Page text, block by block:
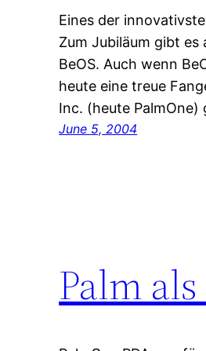
Eines der
Zum Jubiläum gibt es
BeOS. Auch wenn
heute eine treue
Inc. (heute
June 5, 2004
Palm